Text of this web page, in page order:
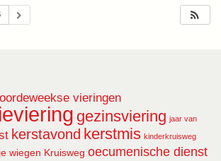
vieringen
gezinsviering jaar van
kerstavond kerstmis kinderkruisweg
wiegen Kruisweg oecumenische dienst